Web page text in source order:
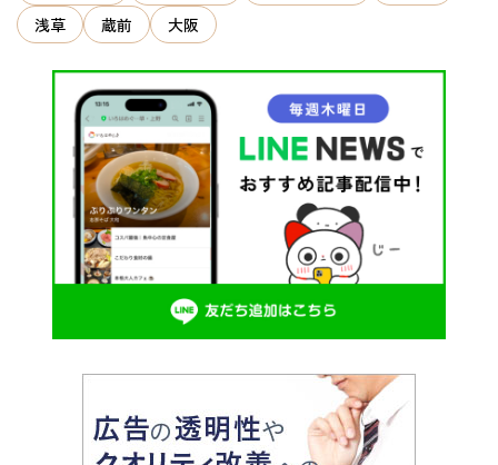
浅草
蔵前 大阪